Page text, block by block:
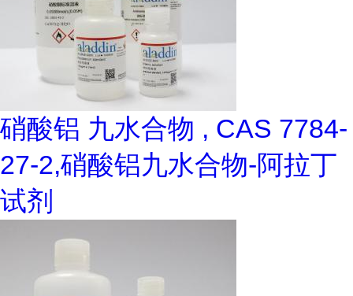
硝酸铝 九水合物 , CAS 7784-
27-2,硝酸铝九水合物-阿拉丁
试剂